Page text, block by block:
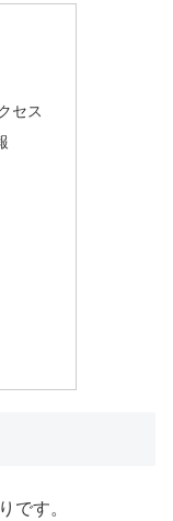
セス
です。